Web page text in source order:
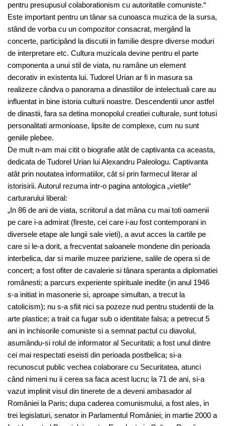
pentru presupusul colaborationism cu autoritatile comuniste.“
Este important pentru un tânar sa cunoasca muzica de la sursa,
stând de vorba cu un compozitor consacrat, mergând la
concerte, participând la discutii in familie despre diverse moduri
de interpretare etc. Cultura muzicala devine pentru el parte
componenta a unui stil de viata, nu ramâne un element
decorativ in existenta lui. Tudorel Urian ar fi in masura sa
realizeze cândva o panorama a dinastiilor de intelectuali care au
influentat in bine istoria culturii noastre. Descendentii unor astfel
de dinastii, fara sa detina monopolul creatiei culturale, sunt totusi
personalitati armonioase, lipsite de complexe, cum nu sunt
geniile plebee.
De mult n-am mai citit o biografie atât de captivanta ca aceasta,
dedicata de Tudorel Urian lui Alexandru Paleologu. Captivanta
atât prin noutatea informatiilor, cât si prin farmecul literar al
istorisirii. Autorul rezuma intr-o pagina antologica „vietile“
carturarului liberal:
„In 86 de ani de viata, scriitorul a dat mâna cu mai toti oamenii
pe care i-a admirat (fireste, cei care i-au fost contemporani in
diversele etape ale lungii sale vieti), a avut acces la cartile pe
care si le-a dorit, a frecventat saloanele mondene din perioada
interbelica, dar si marile muzee pariziene, salile de opera si de
concert; a fost ofiter de cavalerie si tânara speranta a diplomatiei
românesti; a parcurs experiente spirituale inedite (in anul 1946
s-a initiat in masonerie si, aproape simultan, a trecut la
catolicism); nu s-a sfiit nici sa pozeze nud pentru studentii de la
arte plastice; a trait ca fugar sub o identitate falsa; a petrecut 5
ani in inchisorile comuniste si a semnat pactul cu diavolul,
asumându-si rolul de informator al Securitatii; a fost unul dintre
cei mai respectati eseisti din perioada postbelica; si-a
recunoscut public vechea colaborare cu Securitatea, atunci
când nimeni nu ii cerea sa faca acest lucru; la 71 de ani, si-a
vazut implinit visul din tinerete de a deveni ambasador al
României la Paris; dupa caderea comunismului, a fost ales, in
trei legislaturi, senator in Parlamentul României; in martie 2000 a